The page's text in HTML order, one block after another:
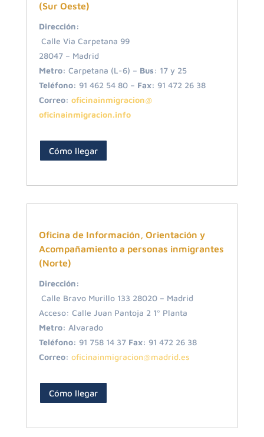
(Sur Oeste)
Dirección:
Calle Via Carpetana 99
28047 – Madrid
Metro: Carpetana (L-6) – Bus: 17 y 25
Teléfono: 91 462 54 80 – Fax: 91 472 26 38
Correo: oficinainmigracion@
oficinainmigracion.info
Cómo llegar
Oficina de Información, Orientación y
Acompañamiento a personas inmigrantes
(Norte)
Dirección:
Calle Bravo Murillo 133 28020 – Madrid
Acceso: Calle Juan Pantoja 2 1º Planta
Metro: Alvarado
Teléfono: 91 758 14 37 Fax: 91 472 26 38
Correo: oficinainmigracion@madrid.es
Cómo llegar